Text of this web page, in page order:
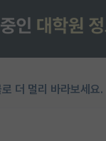
더 멀리 바라보세요.